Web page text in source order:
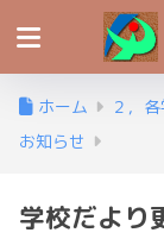
ホーム ２，
お知らせ
学校だよ